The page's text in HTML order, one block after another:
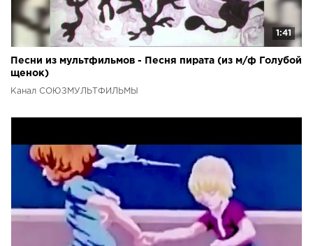
1:41
Песни из мультфильмов - Песня пирата (из м/ф Голубой
щенок)
Канал СОЮЗМУЛЬТФИЛЬМЫ